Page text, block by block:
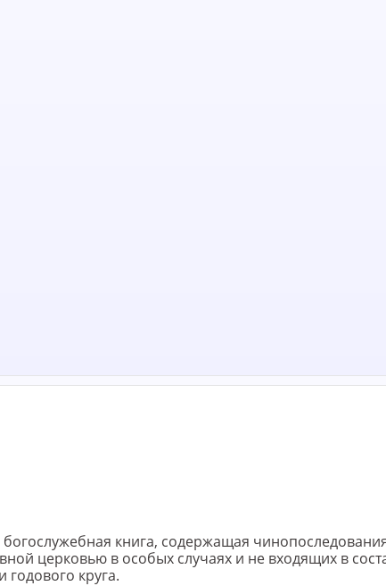
книга, содержащая
церковью в особых случаях и не входящих в
годового круга.